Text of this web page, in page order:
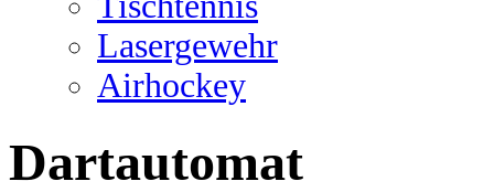
Lasergewehr
Airhockey
Dartautomat